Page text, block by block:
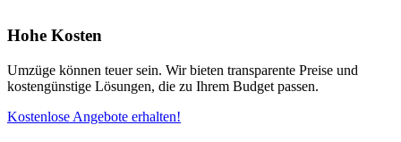
Hohe Kosten
Umzüge können teuer sein. Wir bieten transparente Preise und
kostengünstige Lösungen, die zu Ihrem Budget passen.
Kostenlose Angebote erhalten!